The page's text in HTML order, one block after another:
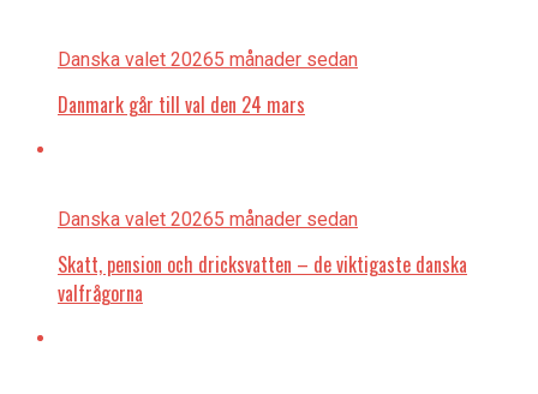
Danska valet 20265 månader sedan
Danmark går till val den 24 mars
Danska valet 20265 månader sedan
Skatt, pension och dricksvatten – de viktigaste danska
valfrågorna